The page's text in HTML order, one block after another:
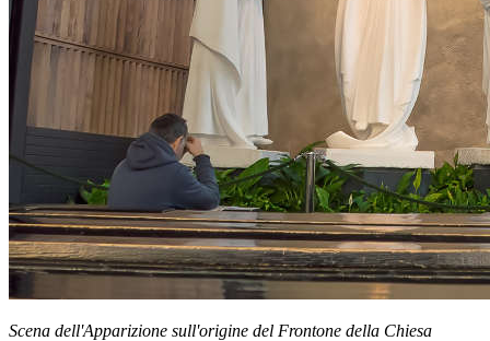
Scena dell'Apparizione sull'origine del Frontone della Chiesa